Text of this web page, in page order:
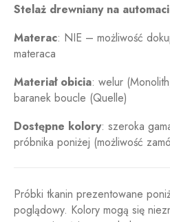
Stelaż drewniany na
Materac: NIE – możliwość
materaca
Materiał obicia: welur
baranek boucle (Quelle)
Dostępne kolory: szeroka
próbnika poniżej (możliwość
Próbki tkanin prezentowane
poglądowy. Kolory mogą się